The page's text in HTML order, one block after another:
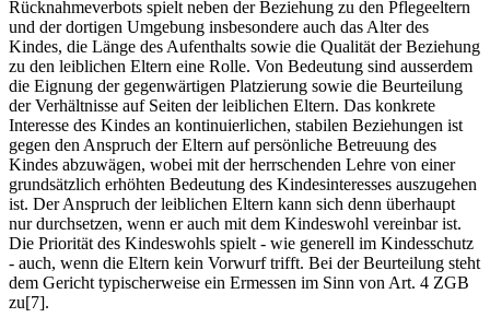
Rücknahmeverbots spielt neben der Beziehung zu den Pflegeeltern
und der dortigen Umgebung insbesondere auch das Alter des
Kindes, die Länge des Aufenthalts sowie die Qualität der Beziehung
zu den leiblichen Eltern eine Rolle. Von Bedeutung sind ausserdem
die Eignung der gegenwärtigen Platzierung sowie die Beurteilung
der Verhältnisse auf Seiten der leiblichen Eltern. Das konkrete
Interesse des Kindes an kontinuierlichen, stabilen Beziehungen ist
gegen den Anspruch der Eltern auf persönliche Betreuung des
Kindes abzuwägen, wobei mit der herrschenden Lehre von einer
grundsätzlich erhöhten Bedeutung des Kindesinteresses auszugehen
ist. Der Anspruch der leiblichen Eltern kann sich denn überhaupt
nur durchsetzen, wenn er auch mit dem Kindeswohl vereinbar ist.
Die Priorität des Kindeswohls spielt - wie generell im Kindesschutz
- auch, wenn die Eltern kein Vorwurf trifft. Bei der Beurteilung steht
dem Gericht typischerweise ein Ermessen im Sinn von Art. 4 ZGB
zu[7].